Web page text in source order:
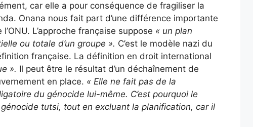
car elle a pour conséquence de fragiliser la
Onana nous fait part d’une différence importante
L’approche française suppose « un plan
ou totale d’un groupe ». C’est le modèle nazi du
française. La définition en droit international
». Il peut être le résultat d’un déchaînement de
en place. « Elle ne fait pas de la
du génocide lui-même. C’est pourquoi le
tutsi, tout en excluant la planification, car il